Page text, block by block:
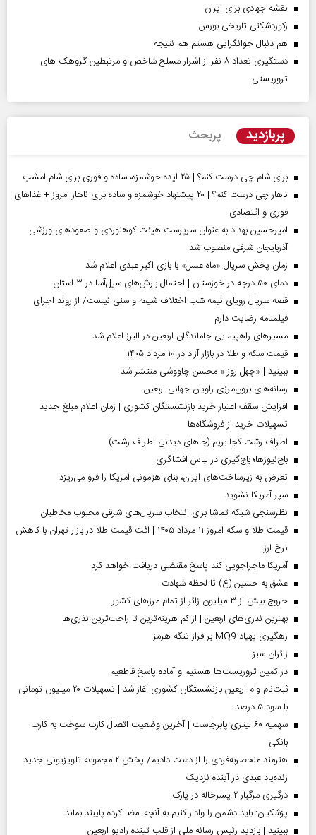
نقشه جهادی برای ایران
رکوردشکنی تاریخی بورس
هم دنبال جوانگرایی هستم هم نتیجه
دستگیری تعداد ۸ نفر از اشرار مسلح شاخص و مرتبطین گروهک های
تروریستی
پربازدید پربحث
برای شام چی درست کنم؟ | ۲۵ ایده خوشمزه، ساده و فوری برای شام امشب
ناهار چی درست کنم؟ | ۲۰ پیشنهاد خوشمزه و ساده برای ناهار امروز + غذاهای
فوری و اقتصادی
امیرحسین بهداد به عنوان سرپرست هیئت کوهنوردی و صعودهای ورزشی
آذربایجان شرقی منصوب شد
زمان پخش سریال «ماه عسل» با بازی اکبر عبدی اعلام شد
دمای ۵۰ درجه در خوزستان | احتمال بارش‌های سیل‌آسا در ۳ استان
قصه سریال رویای نیمه شب اختلاف شیعه و سنی نیست/ از روند اجرای
فیلمنامه رضایت دارم
مسیر‌های راهپیمایی جاماندگان اربعین در البرز اعلام شد
قیمت سکه و طلا در بازار آزاد در ۱۰ مرداد ۱۴۰۵
ببینید | «چهل روز » محسن چاووشی منتشر شد
رسانه‌های برون‌مرزی راویان جهانی اربعین
افزایش سقف اعتبار خرید بازنشستگان کشوری | زمان اعلام مبلغ جدید
تسهیلات خرید از فروشگاه‌ها
اطراف رشت کجا بریم (جاهای دیدنی اطراف رشت)
باج‌نیوزها؛ باج‌گیری در لباس افشاگری
تعرض به زیرساخت‌های ایران، بنای هژمونی آمریکا را فرو می‌ریزد
سپر آمریکا نشوید
نظرسنجی شبکه تماشا برای انتخاب سریال‌های شرقی محبوب مخاطبان
قیمت طلا و سکه امروز ۱۱ مرداد ۱۴۰۵ | افت قیمت طلا در بازار تهران با کاهش
نرخ ارز
آمریکا ماجراجویی کند پاسخ مقتضی دریافت خواهد کرد
عشق به حسین (ع) تا لحظه شهادت
خروج بیش از ۳ میلیون زائر از تمام مرز‌های کشور
بهترین نذری‌های اربعین | از کم هزینه‌ترین تا راحت‌ترین نذری‌ها
رهگیری پهپاد MQ9 بر فراز تنگه هرمز
‌زائران سبز
در کمین تروریست‌ها هستیم و آماده پاسخ قاطعیم
ثبت‌نام وام اربعین بازنشستگان کشوری آغاز شد | تسهیلات ۲۰ میلیون تومانی
با سود ۵ درصد
سهمیه ۶۰ لیتری پابرجاست | آخرین وضعیت اتصال کارت سوخت به کارت
بانکی
هنرمند منحصر‌به‌فردی را از دست دادیم/ پخش ۲ مجموعه تلویزیونی جدید
زنده‌یاد عبدی در آینده نزدیک
درگیری مرگبار ۲ پسرخاله در پارک
پزشکیان: باید دشمن را وادار کنیم به آنچه امضا کرده پایبند بماند
ببینید | بازدید رئیس رسانه ملی از قلب تپنده رادیو اربعین